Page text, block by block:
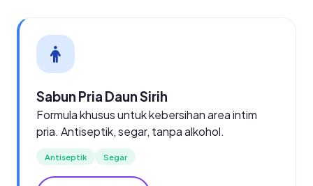
Sabun Pria Daun Sirih
Formula khusus untuk kebersihan area intim
pria. Antiseptik, segar, tanpa alkohol.
Antiseptik Segar